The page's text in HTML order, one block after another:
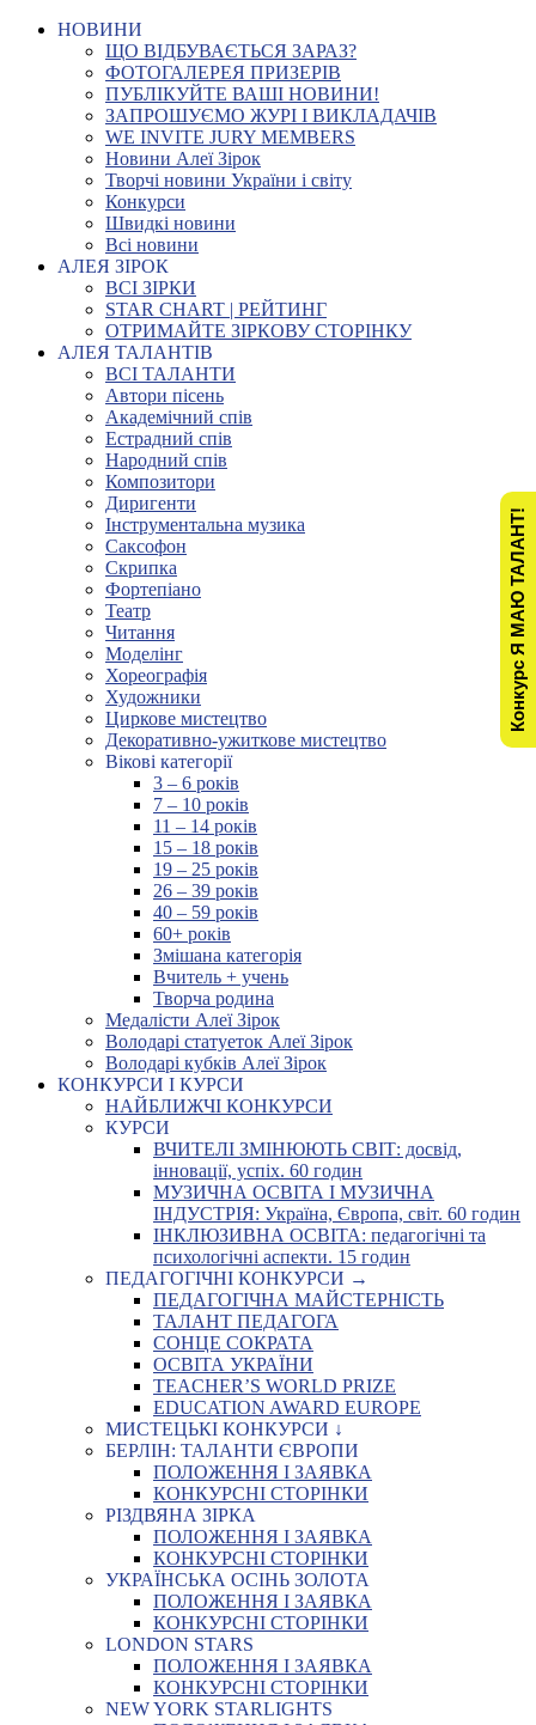
НОВИНИ
ЩО ВІДБУВАЄТЬСЯ ЗАРАЗ?
ФОТОГАЛЕРЕЯ ПРИЗЕРІВ
ПУБЛІКУЙТЕ ВАШІ НОВИНИ!
ЗАПРОШУЄМО ЖУРІ І ВИКЛАДАЧІВ
WE INVITE JURY MEMBERS
Новини Алеї Зірок
Творчі новини України і світу
Конкурси
Швидкі новини
Всі новини
АЛЕЯ ЗІРОК
ВСІ ЗІРКИ
STAR CHART | РЕЙТИНГ
ОТРИМАЙТЕ ЗІРКОВУ СТОРІНКУ
АЛЕЯ ТАЛАНТІВ
ВСІ ТАЛАНТИ
Автори пісень
Академічний спів
Естрадний спів
Народний спів
Композитори
Диригенти
Інструментальна музика
Саксофон
Скрипка
Фортепіано
Театр
Читання
Моделінг
Хореографія
Художники
Циркове мистецтво
Декоративно-ужиткове мистецтво
Вікові категорії
3 – 6 років
7 – 10 років
11 – 14 років
15 – 18 років
19 – 25 років
26 – 39 років
40 – 59 років
60+ років
Змішана категорія
Вчитель + учень
Творча родина
Медалісти Алеї Зірок
Володарі статуеток Алеї Зірок
Володарі кубків Алеї Зірок
КОНКУРСИ І КУРСИ
НАЙБЛИЖЧІ КОНКУРСИ
КУРСИ
ВЧИТЕЛІ ЗМІНЮЮТЬ СВІТ: досвід,
інновації, успіх. 60 годин
МУЗИЧНА ОСВІТА І МУЗИЧНА
ІНДУСТРІЯ: Україна, Європа, світ. 60 годин
ІНКЛЮЗИВНА ОСВІТА: педагогічні та
психологічні аспекти. 15 годин
ПЕДАГОГІЧНІ КОНКУРСИ →
ПЕДАГОГІЧНА МАЙСТЕРНІСТЬ
ТАЛАНТ ПЕДАГОГА
СОНЦЕ СОКРАТА
ОСВІТА УКРАЇНИ
TEACHER’S WORLD PRIZE
EDUCATION AWARD EUROPE
МИСТЕЦЬКІ КОНКУРСИ ↓
БЕРЛІН: ТАЛАНТИ ЄВРОПИ
ПОЛОЖЕННЯ І ЗАЯВКА
КОНКУРСНІ СТОРІНКИ
РІЗДВЯНА ЗІРКА
ПОЛОЖЕННЯ І ЗАЯВКА
КОНКУРСНІ СТОРІНКИ
УКРАЇНСЬКА ОСІНЬ ЗОЛОТА
ПОЛОЖЕННЯ І ЗАЯВКА
КОНКУРСНІ СТОРІНКИ
LONDON STARS
ПОЛОЖЕННЯ І ЗАЯВКА
КОНКУРСНІ СТОРІНКИ
NEW YORK STARLIGHTS
Конкурс Я МАЮ ТАЛАНТ!